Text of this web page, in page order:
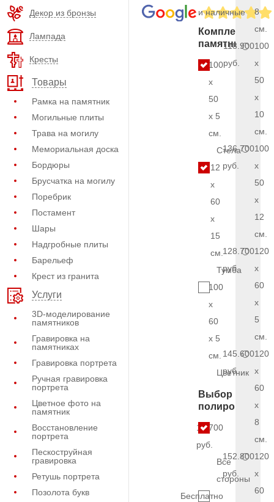
Декор из бронзы
Лампада
Кресты
Товары
Рамка на памятник
Могильные плиты
Трава на могилу
Мемориальная доска
Бордюры
Брусчатка на могилу
Поребрик
Постамент
Шары
Надгробные плиты
Барельеф
Крест из гранита
Услуги
3D-моделирование
памятников
Гравировка на
памятниках
Гравировка портрета
Ручная гравировка
портрета
Цветное фото на
памятник
Восстановление
портрета
Пескоструйная
гравировка
Ретушь портрета
Позолота букв
и наличные
Комплект
памятника
100
x
50
x 5
см.
Стела
12
x
60
x
15
см.
Тумба
100
x
60
x 5
см.
Цветник
Выбор
полировки
15.700
руб.
Все
стороны
Бесплатно
8
см.
118.900
руб.
100
x
50
x
10
см.
136.700
руб.
100
x
50
x
12
см.
128.700
руб.
120
x
60
x
5
см.
145.600
руб.
120
x
60
x
8
см.
152.800
руб.
120
x
60